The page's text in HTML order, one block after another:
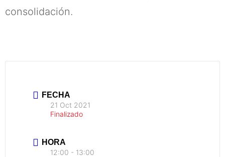
consolidación.
FECHA
21 Oct 2021
Finalizado
HORA
12:00 - 13:00